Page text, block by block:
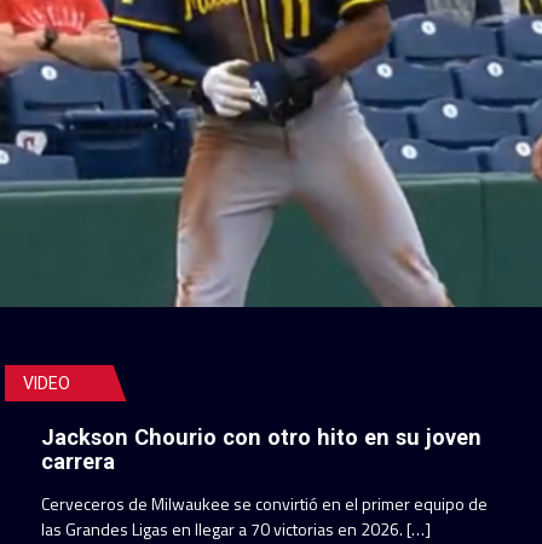
VIDEO
Jackson Chourio con otro hito en su joven
carrera
Cerveceros de Milwaukee se convirtió en el primer equipo de
las Grandes Ligas en llegar a 70 victorias en 2026. […]